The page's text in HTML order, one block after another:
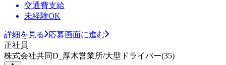
交通費支給
未経験OK
詳細を見る
応募画面に進む
正社員
株式会社共同D_厚木営業所/大型ドライバー(35)